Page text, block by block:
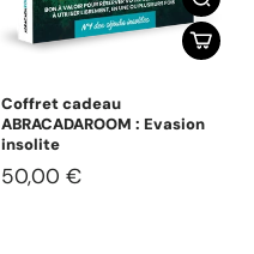
Coffret cadeau
ABRACADAROOM : Evasion
insolite
50,00 €